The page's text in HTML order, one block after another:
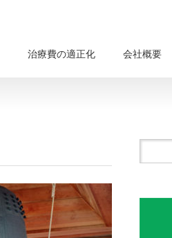
治療費の適正化 会社概要